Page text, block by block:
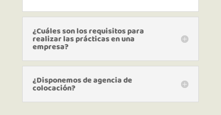
¿Cuáles son los requisitos para
realizar las prácticas en una
empresa?
¿Disponemos de agencia de
colocación?